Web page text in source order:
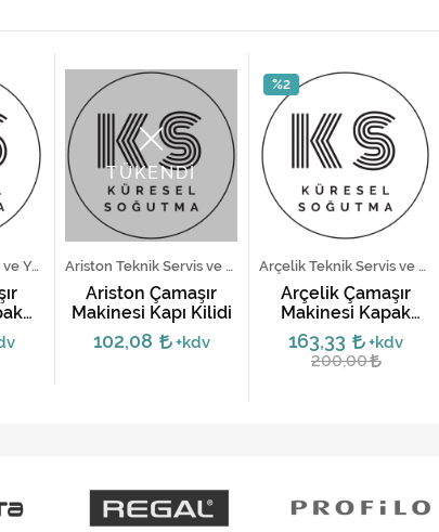
Regal Teknik Servis ve Yedek Parça Hizmetleri
TÜKENDİ
Ariston Teknik Servis ve Yedek Parça Hizmetleri
Ariston Çamaşır
Makinesi Kapı Kilidi
102,08 +kdv
%2
Arçelik Teknik Servis ve Yedek Parça Hizmetleri
Arçelik Çamaşır
Makinesi Kapak
Emniyet Kilidi
163,33 +kdv
200,00